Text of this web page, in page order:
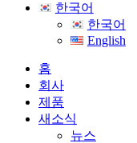
한국어
한국어
English
홈
회사
제품
새소식
뉴스